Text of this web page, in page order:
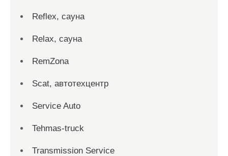
Reflex, сауна
Relax, сауна
RemZona
Scat, автотехцентр
Service Auto
Tehmas-truck
Transmission Service